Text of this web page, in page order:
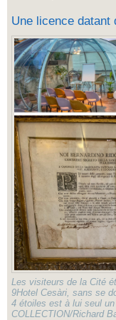
Une licence datant
Les visiteurs de la Cité
9Hotel Cesàri, sans se
4 étoiles est à lui seul un
COLLECTION/Richard